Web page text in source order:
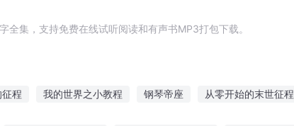
模式
集，支持免费在线试听阅读和有声书MP3打包下载。
程 我的世界之小教程 钢琴帝座 从零开始的末世征程